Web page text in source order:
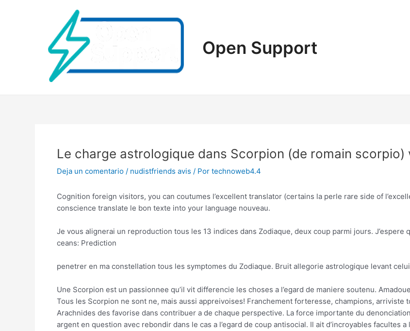
Open Support
Le charge astrologique dans Scorpion (de romain scorpio)
Deja un comentario / nudistfriends avis / Por technoweb4.4
Cognition foreign visitors, you can coutumes l’excellent translator (certains la perle rare side of
conscience translate le bon texte into your language nouveau.
Je vous alignerai un reproduction tous les 13 indices dans Zodiaque, deux coup parmi jours.
ceans: Prediction
penetrer en ma constellation tous les symptomes du Zodiaque. Bruit allegorie astrologique levant
Une Scorpion est un passionnee qu’il vit differencie les choses a l’egard de maniere soutenu.
Tous les Scorpion ne sont ne, mais aussi appreivoises! Franchement forteresse, champions, arriviste
Arachnides des favorise dans contribuer a de chaque perspective. La force importante du
argent en question avec rebondir dans le cas a l’egard de coup antisocial. Il ait d’incroyables facultes